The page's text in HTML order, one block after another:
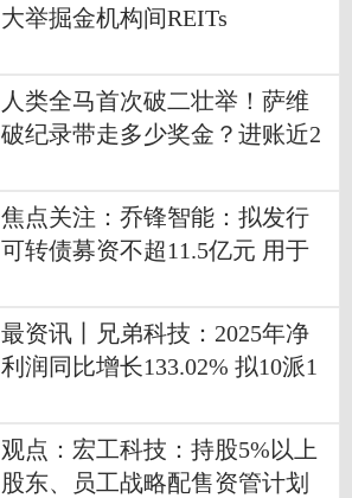
大举掘金机构间REITs
人类全马首次破二壮举！萨维
破纪录带走多少奖金？进账近2
焦点关注：乔锋智能：拟发行
可转债募资不超11.5亿元 用于
最资讯丨兄弟科技：2025年净
利润同比增长133.02% 拟10派1
观点：宏工科技：持股5%以上
股东、员工战略配售资管计划